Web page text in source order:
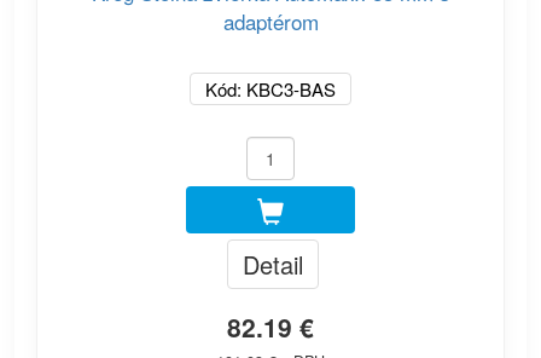
adaptérom
Kód: KBC3-BAS
Detail
82.19 €